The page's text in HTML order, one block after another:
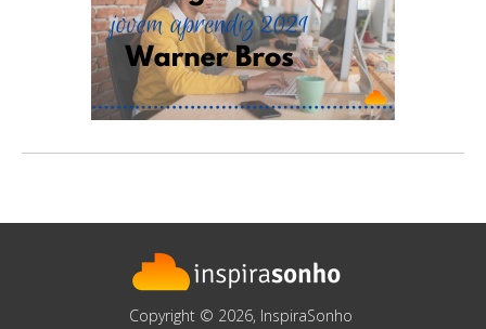
Copyright © 2026, InspiraSonho